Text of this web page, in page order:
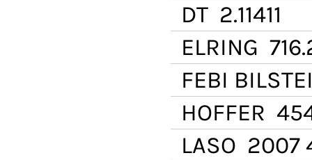
DT 2.11411
ELRING
FEBI
HOFFER
LASO 2007